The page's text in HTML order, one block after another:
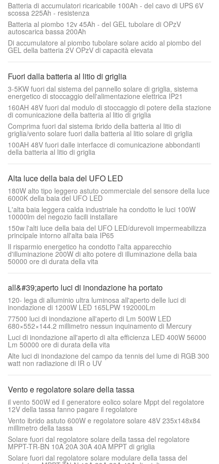
Batteria di accumulatori ricaricabile 100Ah - del cavo di UPS 6V
scossa 225Ah - resistenza
Batteria al piombo 12v 45Ah - del GEL tubolare di OPzV
autoscarica bassa 200Ah
Di accumulatore al piombo tubolare solare acido al piombo del
GEL della batteria 2V OPzV di capacità elevata
Fuori dalla batteria al litio di griglia
3-5KW fuori dal sistema del pannello solare di griglia, sistema
energetico di stoccaggio dell'alimentazione elettrica IP21
160AH 48V fuori dal modulo di stoccaggio di potere della stazione
di comunicazione della batteria al litio di griglia
Comprima fuori dal sistema ibrido della batteria al litio di
griglia/vento solare fuori dalla batteria al litio solare di griglia
100AH 48V fuori dalle interfacce di comunicazione abbondanti
della batteria al litio di griglia
Alta luce della baia del UFO LED
180W alto tipo leggero astuto commerciale del sensore della luce
6000K della baia del UFO LED
L'alta baia leggera calda industriale ha condotto le luci 100W
10000lm del negozio facili installare
150w l'alti luce della baia del UFO LED/durevoli impermeabilizza
principale intorno all'alta baia IP65
Il risparmio energetico ha condotto l'alta apparecchio
d'illuminazione 200W di alto potere di illuminazione della baia
50000 ore di durata della vita
all&#39;aperto luci di inondazione ha portato
120- lega di alluminio ultra luminosa all'aperto delle luci di
inondazione di 1200W LED 165LPW 192000Lm
77500 luci di inondazione all'aperto di Lm 500W LED
680×552×144.2 millimetro nessun inquinamento di Mercury
Luci di inondazione all'aperto di alta efficienza LED 400W 56000
Lm 50000 ore di durata della vita
Alte luci di inondazione del campo da tennis del lume di RGB 300
watt non radiazione di IR o UV
Vento e regolatore solare della tassa
il vento 500W ed il generatore eolico solare Mppt del regolatore
12V della tassa fanno pagare il regolatore
Vento ibrido astuto 600W e regolatore solare 48V 235x148x84
millimetro della tassa
Solare fuori dal regolatore solare della tassa del regolatore
MPPT-TR-BN 10A 20A 30A 40A MPPT di griglia
Solare fuori dal regolatore solare modulare della tassa del